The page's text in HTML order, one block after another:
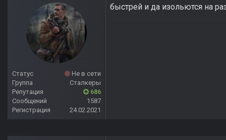
Статус
Не в сети
Группа
Сталкеры
Репутация
686
Сообщений
1587
Регистрация
24.02.2021
быстрей и да изольются на